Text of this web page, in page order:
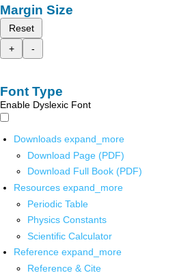
Margin Size
Reset
+
-
Font Type
Enable Dyslexic Font
Downloads expand_more
Download Page (PDF)
Download Full Book (PDF)
Resources expand_more
Periodic Table
Physics Constants
Scientific Calculator
Reference expand_more
Reference & Cite